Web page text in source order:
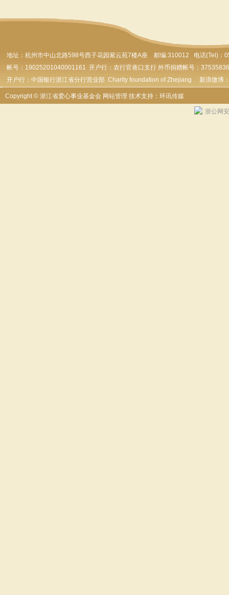
地址：杭州市中山北路598号西子花园紫云苑7楼A座 邮编:310012 电话(Tel)
帐号：19025201040001161 开户行：农行官巷口支行 外币捐赠帐号：
开户行：中国银行浙江省分行营业部 Charity foundation of Zhejiang 新浪微博
Copyright © 浙江省爱心事业基金会 网站管理 技术支持：环讯传媒
浙公网